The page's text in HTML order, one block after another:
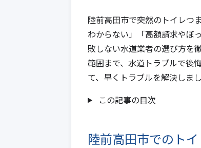
陸前高田市で突然のトイレつ
わからない」「高額請求やぼ
敗しない水道業者の選び方を
範囲まで、水道トラブルで後
て、早くトラブルを解決しまし
この記事の目次
陸前高田市でのト